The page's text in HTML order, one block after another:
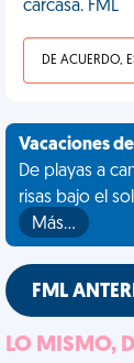
carcasa. FML
Vacaciones
De playas a
risas bajo el
Más…
FML
LO MISMO,